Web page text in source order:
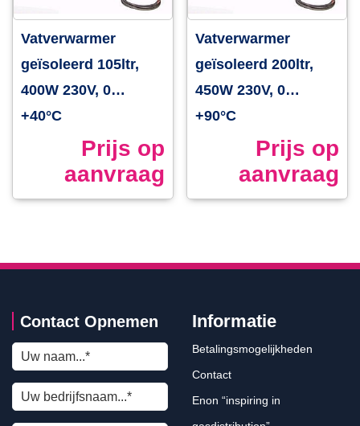
Vatverwarmer
geïsoleerd 105ltr,
400W 230V, 0…
+40°C
Prijs op
aanvraag
Vatverwarmer
geïsoleerd 200ltr,
450W 230V, 0…
+90°C
Prijs op
aanvraag
Contact Opnemen Informatie
Betalingsmogelijkheden
Contact
Enon “inspiring in